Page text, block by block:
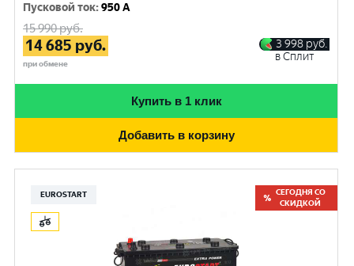
Пусковой ток:950 A
15 990руб.
14 685 руб.
при обмене
3 998 руб.
в Сплит
Купить в 1 клик
Добавить в корзину
EUROSTART
СЕГОДНЯ СО
СКИДКОЙ